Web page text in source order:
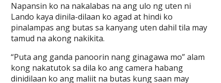
Napansin ko na nakalabas na ang ulo ng uten ni
Lando kaya dinila-dilaan ko agad at hindi ko
pinalampas ang butas sa kanyang uten dahil tila may
tamud na akong nakikita.
“Puta ang ganda panoorin nang ginagawa mo” alam
kong nakatutok sa dila ko ang camera habang
dinidilaan ko ang maliit na butas kung saan may